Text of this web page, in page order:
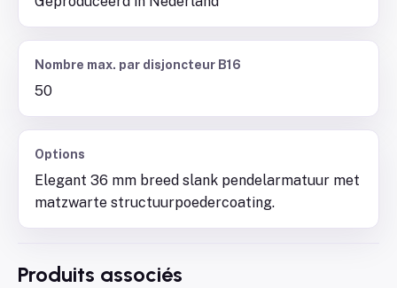
Nombre max. par disjoncteur B16
50
Options
Elegant 36 mm breed slank pendelarmatuur met
matzwarte structuurpoedercoating.
Produits associés